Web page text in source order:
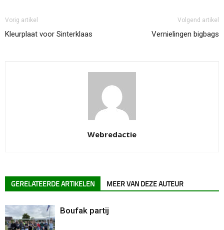
Vorig artikel
Kleurplaat voor Sinterklaas
Volgend artikel
Vernielingen bigbags
Webredactie
GERELATEERDE ARTIKELEN MEER VAN DEZE AUTEUR
Boufak partij